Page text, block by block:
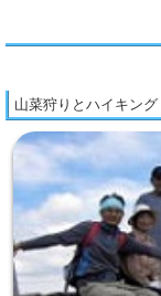
山菜狩りとハイキン